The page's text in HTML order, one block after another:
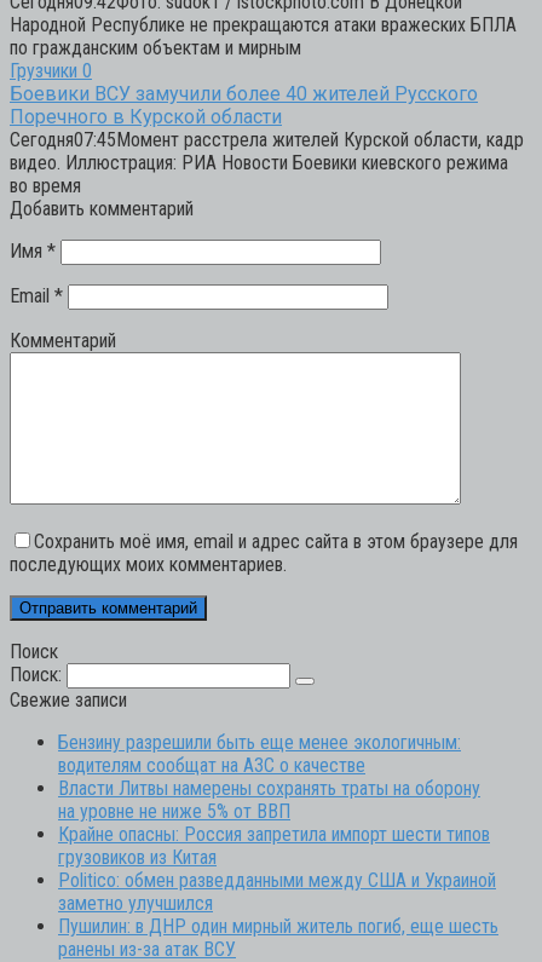
Народной Республике не прекращаются атаки вражеских БПЛА
по гражданским объектам и мирным
Грузчики 0
Боевики ВСУ замучили более 40 жителей Русского
Поречного в Курской области
Сегодня07:45Момент расстрела жителей Курской области, кадр
видео. Иллюстрация: РИА Новости Боевики киевского режима
во время
Добавить комментарий
Имя *
Email *
Комментарий
Сохранить моё имя, email и адрес сайта в этом браузере для
последующих моих комментариев.
Поиск
Поиск:
Свежие записи
Бензину разрешили быть еще менее экологичным:
водителям сообщат на АЗС о качестве
Власти Литвы намерены сохранять траты на оборону
на уровне не ниже 5% от ВВП
Крайне опасны: Россия запретила импорт шести типов
грузовиков из Китая
Politico: обмен разведданными между США и Украиной
заметно улучшился
Пушилин: в ДНР один мирный житель погиб, еще шесть
ранены из-за атак ВСУ